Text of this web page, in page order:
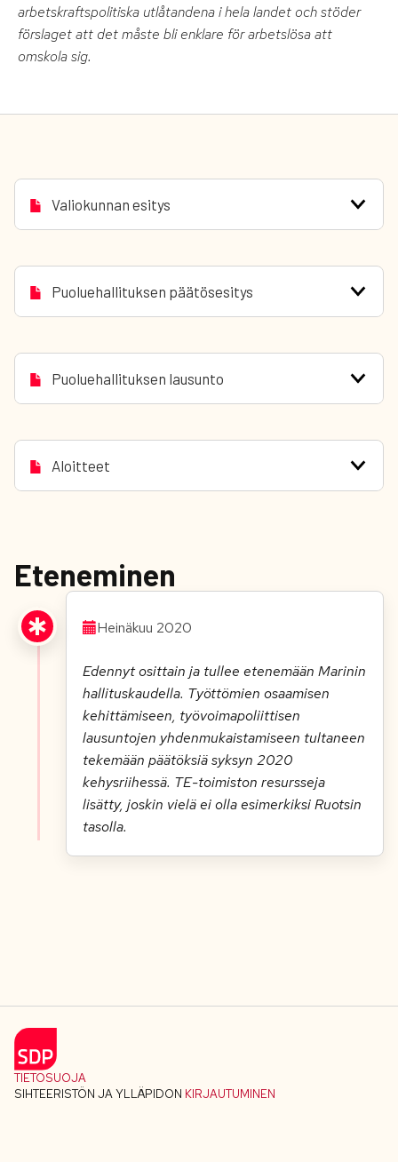
arbetskraftspolitiska utlåtandena i hela landet och stöder
förslaget att det måste bli enklare för arbetslösa att
omskola sig.
Valiokunnan esitys
Puoluehallituksen päätösesitys
Puoluehallituksen lausunto
Aloitteet
Eteneminen
Heinäkuu 2020
Edennyt osittain ja tullee etenemään Marinin
hallituskaudella. Työttömien osaamisen
kehittämiseen, työvoimapoliittisen
lausuntojen yhdenmukaistamiseen tultaneen
tekemään päätöksiä syksyn 2020
kehysriihessä. TE-toimiston resursseja
lisätty, joskin vielä ei olla esimerkiksi Ruotsin
tasolla.
TIETOSUOJA
SIHTEERISTÖN JA YLLÄPIDON KIRJAUTUMINEN